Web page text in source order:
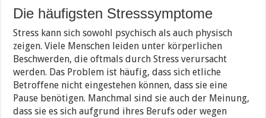
Die häufigsten Stresssymptome
Stress kann sich sowohl psychisch als auch physisch
zeigen. Viele Menschen leiden unter körperlichen
Beschwerden, die oftmals durch Stress verursacht
werden. Das Problem ist häufig, dass sich etliche
Betroffene nicht eingestehen können, dass sie eine
Pause benötigen. Manchmal sind sie auch der Meinung,
dass sie es sich aufgrund ihres Berufs oder wegen